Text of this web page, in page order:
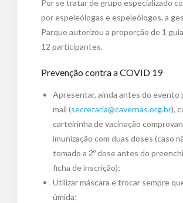
Por se tratar de grupo especializado
por espeleólogas e espeleólogos, a
Parque autorizou a proporção de 1
12 participantes.
Prevenção contra a COVID 19
Apresentar, ainda antes do evento
mail (secretaria@cavernas.org.br),
carteirinha de vacinação
imunização com duas doses (caso
tomado a 2º dose antes do
ficha de inscrição);
Utilizar máscara e trocar sempre
úmida;